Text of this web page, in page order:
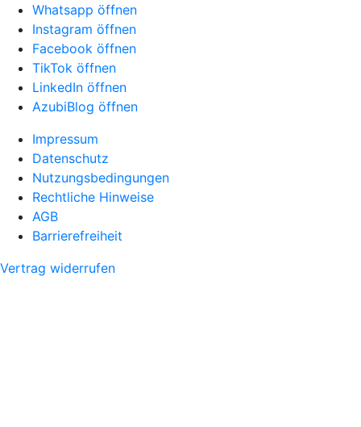
Whatsapp öffnen
Instagram öffnen
Facebook öffnen
TikTok öffnen
LinkedIn öffnen
AzubiBlog öffnen
Impressum
Datenschutz
Nutzungsbedingungen
Rechtliche Hinweise
AGB
Barrierefreiheit
Vertrag widerrufen